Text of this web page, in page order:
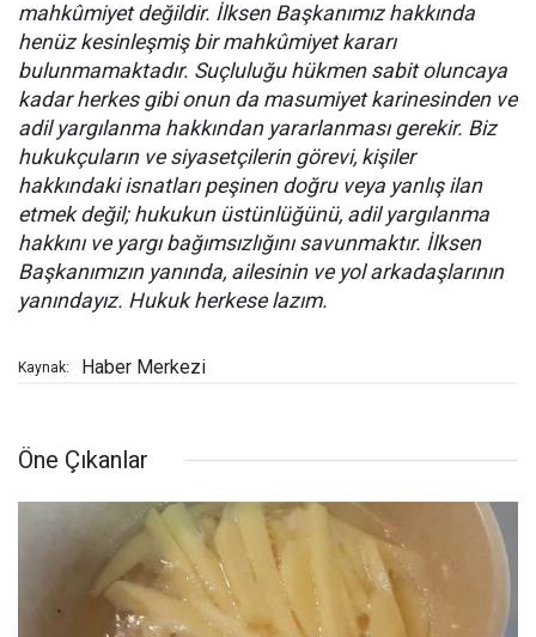
mahkûmiyet değildir. İlksen Başkanımız hakkında
henüz kesinleşmiş bir mahkûmiyet kararı
bulunmamaktadır. Suçluluğu hükmen sabit oluncaya
kadar herkes gibi onun da masumiyet karinesinden ve
adil yargılanma hakkından yararlanması gerekir. Biz
hukukçuların ve siyasetçilerin görevi, kişiler
hakkındaki isnatları peşinen doğru veya yanlış ilan
etmek değil; hukukun üstünlüğünü, adil yargılanma
hakkını ve yargı bağımsızlığını savunmaktır. İlksen
Başkanımızın yanında, ailesinin ve yol arkadaşlarının
yanındayız. Hukuk herkese lazım.
Kaynak: Haber Merkezi
Öne Çıkanlar